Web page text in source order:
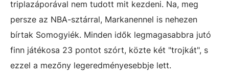
triplazáporával nem tudott mit kezdeni. Na, meg
persze az NBA-sztárral, Markanennel is nehezen
bírtak Somogyiék. Minden idők legmagasabbra jutó
finn játékosa 23 pontot szórt, közte két "trojkát", s
ezzel a mezőny legeredményesebbje lett.